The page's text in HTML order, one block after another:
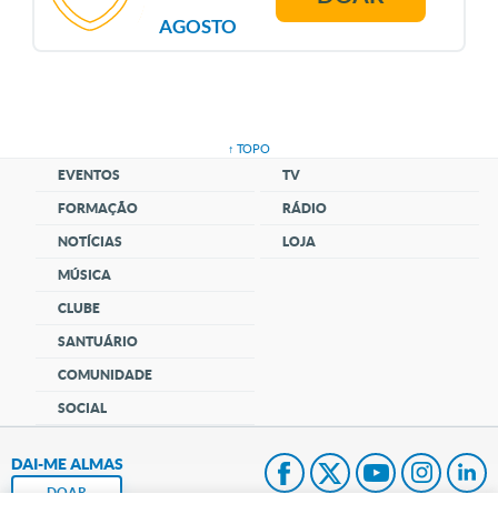
AGOSTO
↑ TOPO
EVENTOS
FORMAÇÃO
NOTÍCIAS
MÚSICA
CLUBE
SANTUÁRIO
COMUNIDADE
SOCIAL
TV
RÁDIO
LOJA
DAI-ME ALMAS
DOAR